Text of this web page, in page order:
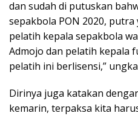
dan sudah di putuskan
sepakbola PON 2020,
pelatih kepala sepakbola
Admojo dan pelatih kepala
pelatih ini berlisensi,”
Dirinya juga katakan
kemarin, terpaksa kita